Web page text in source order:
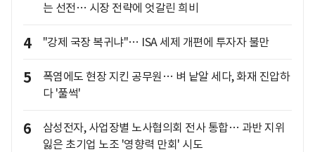
는 선전… 시장 전략에 엇갈린 희비
4 "강제 국장 복귀냐"… ISA 세제 개편에 투자자 불만
5
폭염에도 현장 지킨 공무원… 벼 낱알 세다, 화재 진압하
다 '풀썩'
6
삼성전자, 사업장별 노사협의회 전사 통합… 과반 지위
잃은 초기업 노조 '영향력 만회' 시도